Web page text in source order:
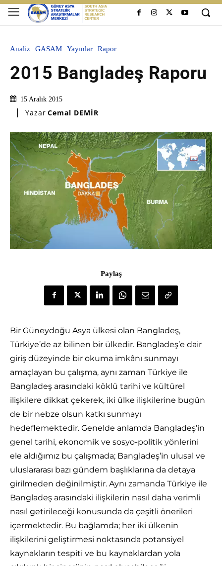
Analiz GASAM Yayınlar Rapor
2015 Bangladeş Raporu
15 Aralık 2015
Yazar Cemal DEMİR
Paylaş
Bir Güneydoğu Asya ülkesi olan Bangladeş,
Türkiye’de az bilinen bir ülkedir. Bangladeş’e dair
giriş düzeyinde bir okuma imkânı sunmayı
amaçlayan bu çalışma, aynı zaman Türkiye ile
Bangladeş arasındaki köklü tarihi ve kültürel
ilişkilere dikkat çekerek, iki ülke ilişkilerine bugün
de bir nebze olsun katkı sunmayı
hedeflemektedir. Genelde anlamda Bangladeş’in
genel tarihi, ekonomik ve sosyo-politik yönlerini
ele aldığımız bu çalışmada; Bangladeş’in ulusal ve
uluslararası bazı gündem başlıklarına da detaya
girilmeden değinilmiştir. Aynı zamanda Türkiye ile
Bangladeş arasındaki ilişkilerin nasıl daha verimli
nasıl getirileceği konusunda da çeşitli önerileri
içermektedir. Bu bağlamda; her iki ülkenin
ilişkilerini geliştirmesi noktasında potansiyel
kaynakların tespiti ve bu kaynaklardan yola